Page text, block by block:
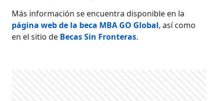
Más información se encuentra disponible en la
página web de la beca MBA GO Global, así como
en el sitio de Becas Sin Fronteras.